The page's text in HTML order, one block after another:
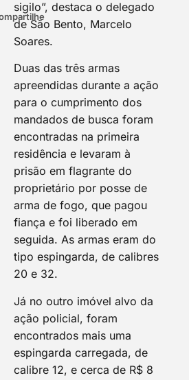
sigilo”, destaca o delegado
de São Bento, Marcelo
Soares.
Duas das três armas
apreendidas durante a ação
para o cumprimento dos
mandados de busca foram
encontradas na primeira
residência e levaram à
prisão em flagrante do
proprietário por posse de
arma de fogo, que pagou
fiança e foi liberado em
seguida. As armas eram do
tipo espingarda, de calibres
20 e 32.
Já no outro imóvel alvo da
ação policial, foram
encontrados mais uma
espingarda carregada, de
calibre 12, e cerca de R$ 8